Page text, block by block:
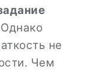
не
Чем